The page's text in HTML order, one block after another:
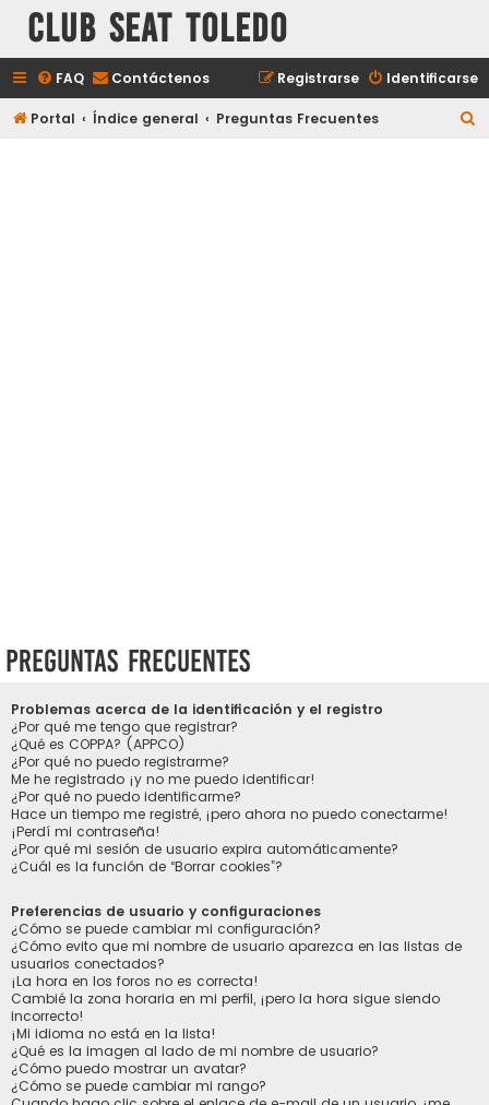
Club Seat Toledo
FAQ Contáctenos Identificarse
Registrarse
Portal Índice general Preguntas Frecuentes
Preguntas Frecuentes
Problemas acerca de la identificación y el registro
¿Por qué me tengo que registrar?
¿Qué es COPPA? (APPCO)
¿Por qué no puedo registrarme?
Me he registrado ¡y no me puedo identificar!
¿Por qué no puedo identificarme?
Hace un tiempo me registré, ¡pero ahora no puedo conectarme!
¡Perdí mi contraseña!
¿Por qué mi sesión de usuario expira automáticamente?
¿Cuál es la función de “Borrar cookies”?
Preferencias de usuario y configuraciones
¿Cómo se puede cambiar mi configuración?
¿Cómo evito que mi nombre de usuario aparezca en las listas de
usuarios conectados?
¡La hora en los foros no es correcta!
Cambié la zona horaria en mi perfil, ¡pero la hora sigue siendo
incorrecto!
¡Mi idioma no está en la lista!
¿Qué es la imagen al lado de mi nombre de usuario?
¿Cómo puedo mostrar un avatar?
¿Cómo se puede cambiar mi rango?